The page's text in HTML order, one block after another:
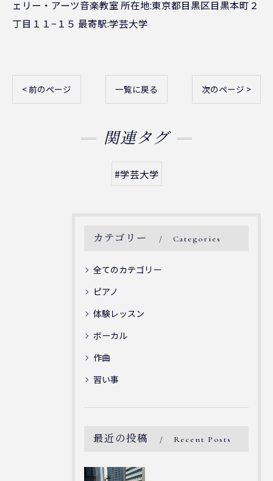
ェリー・アーツ音楽教室 所在地:東京都目黒区目黒本町２
丁目１１−１５ 最寄駅:学芸大学
< 前のページ 一覧に戻る 次のページ >
関連タグ
#学芸大学
カテゴリー Categories
全てのカテゴリー
ピアノ
体験レッスン
ボーカル
作曲
習い事
最近の投稿 Recent Posts